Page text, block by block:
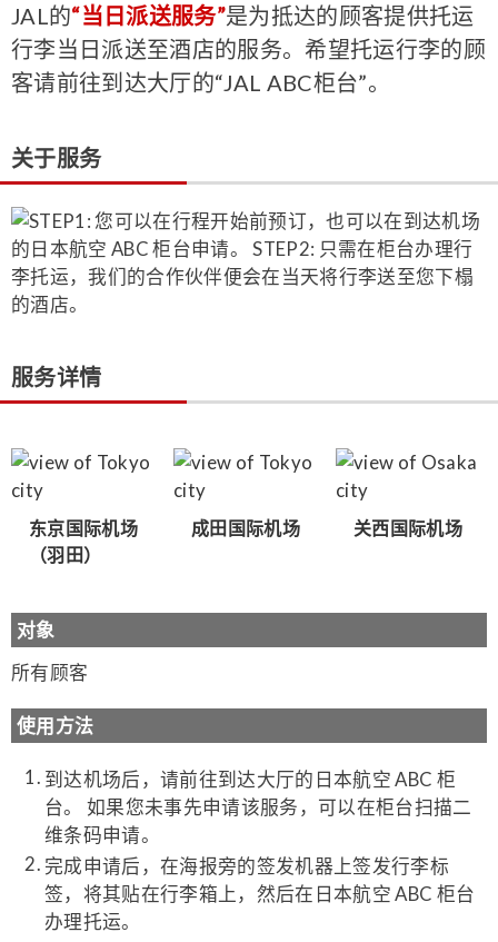
JAL的“当日派送服务”是为抵达的顾客提供托运
行李当日派送至酒店的服务。希望托运行李的顾
客请前往到达大厅的“JAL ABC柜台”。
关于服务
服务详情
东京国际机场
（羽田）
成田国际机场 关西国际机场
对象
所有顾客
使用方法
到达机场后，请前往到达大厅的日本航空 ABC 柜
台。 如果您未事先申请该服务，可以在柜台扫描二
维条码申请。
完成申请后，在海报旁的签发机器上签发行李标
签，将其贴在行李箱上，然后在日本航空 ABC 柜台
办理托运。